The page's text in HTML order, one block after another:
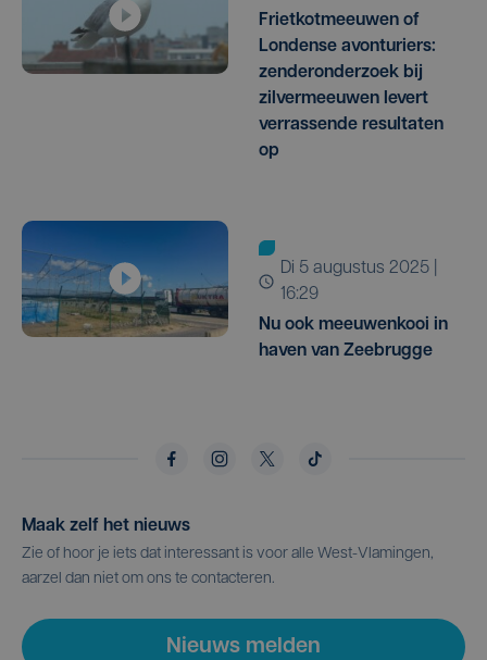
Frietkotmeeuwen of
Londense avonturiers:
zenderonderzoek bij
zilvermeeuwen levert
verrassende resultaten
op
di 5 augustus 2025 |
16:29
Nu ook meeuwenkooi in
haven van Zeebrugge
Maak zelf het nieuws
Zie of hoor je iets dat interessant is voor alle West-Vlamingen,
aarzel dan niet om ons te contacteren.
Nieuws melden